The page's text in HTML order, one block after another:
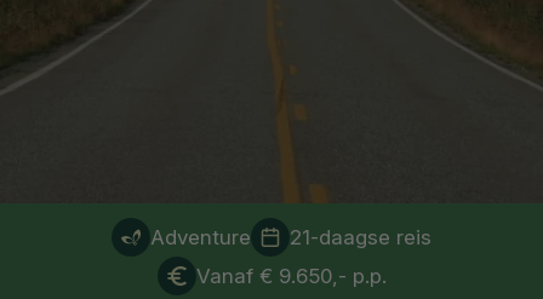
Adventure
21-daagse reis
Vanaf € 9.650,- p.p.